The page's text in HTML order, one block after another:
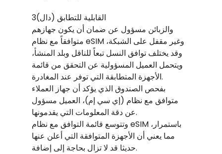
3(دال) القابلية للتطابق
والزبائن مسؤول عن ضمان أن يكون جهازهم
متوافقاً مع نظام eSIM وغير مقفل على الشبكة،
وقد يختلف توافق النسل تبعاً للناقل وبلد المنشأ،
ويتحمل العميل المسؤولية عن التحقق من قائمة
الأجهزة المتطابقة التي توفر عند المغادرة.
بفحص الصندوق الذي يؤكد أن جهاز العملاء
متوافق مع نظام (إي سي إم)، العميل مسؤول
عن دقة المعلومات التي يقدمونها.
وتتوسع قائمة التوافق مع نظام eSIM باستمرار،
مما يعني أن الأجهزة المتوافقة التي أعلن عنها
حديثا قد لا تزال بحاجة إلى إضافة.